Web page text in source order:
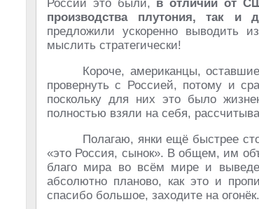
России это были, в отличии от
производства плутония, так и
предложили ускоренно выводить
мыслить стратегически!
Короче, американцы,
провернуть с Россией, потому и
поскольку для них это было
полностью взяли на себя,
Полагаю, янки ещё быстрее
«это Россия, сынок». В общем, им
благо мира во всём мире и
абсолютно планово, как это и
спасибо большое, заходите на огонёк.